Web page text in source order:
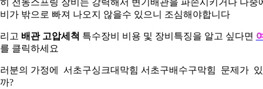
전동스프링 장비는 강력해서 변기배관을 파손시키거나 나중
가 밖으로 빠져 나오지 않을수 있으니 조심해야합니다
고 배관 고압세척 특수장비 비용 및 장비특징을 알고 싶다면
를 클릭하세요
분의 가정에 서초구싱크대막힘 서초구배수구막힘 문제가
?